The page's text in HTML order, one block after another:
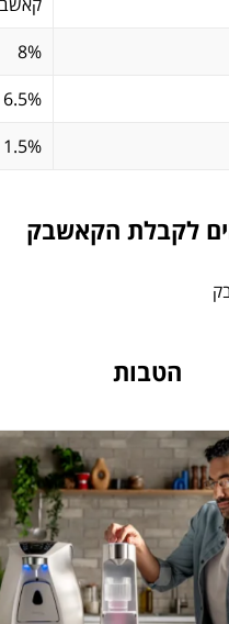
8%
6.5%
1.5%
לקבלת הקאשבק
הטבות